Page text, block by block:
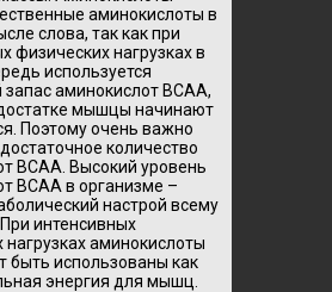
аминокислоты в
слова, так как при
физических нагрузках в
используется
запас аминокислот BCAA,
мышцы начинают
Поэтому очень важно
количество
BCAA. Высокий уровень
ВCAA в организме –
настрой всему
интенсивных
нагрузках аминокислоты
быть использованы как
энергия для мышц.